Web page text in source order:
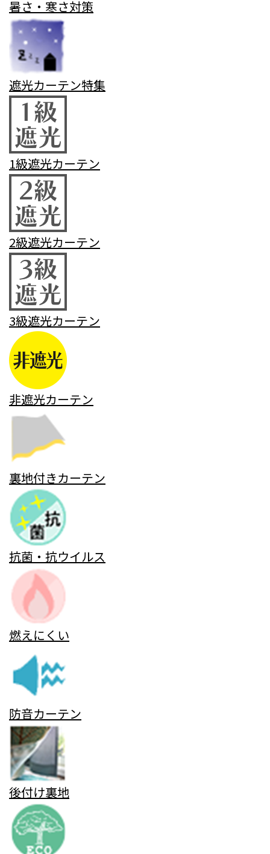
暑さ・寒さ対策
遮光カーテン特集
1級遮光カーテン
2級遮光カーテン
3級遮光カーテン
非遮光カーテン
裏地付きカーテン
抗菌・抗ウイルス
燃えにくい
防音カーテン
後付け裏地